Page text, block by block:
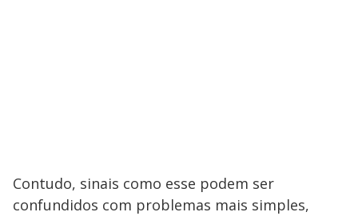
Contudo, sinais como esse podem ser
confundidos com problemas mais simples,